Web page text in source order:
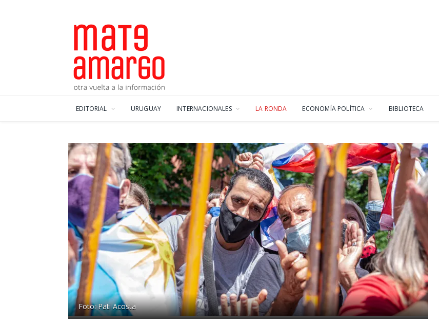
EDITORIAL URUGUAY INTERNACIONALES LA RONDA ECONOMÍA POLÍTICA BIBLIOTECA
Foto: Pati Acosta